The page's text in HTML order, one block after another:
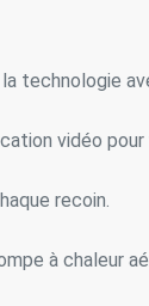
technologie
vidéo
recoin.
à chaleur